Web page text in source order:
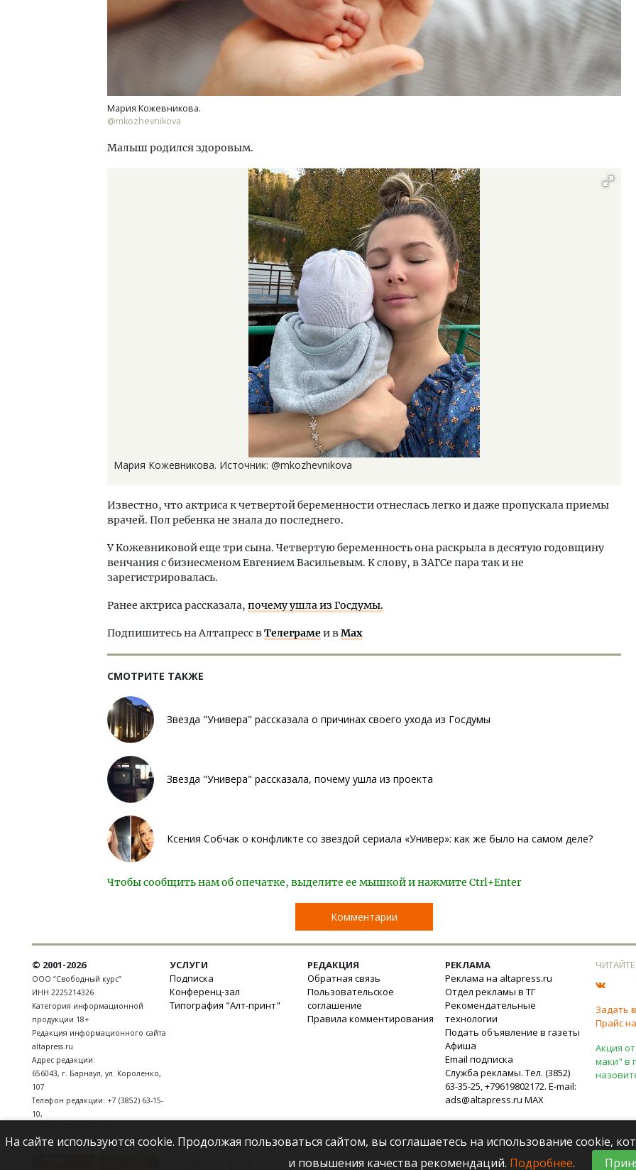
Мария Кожевникова.
@mkozhevnikova
Малыш родился здоровым.
Мария Кожевникова. Источник: @mkozhevnikova
Известно, что актриса к четвертой беременности отнеслась легко и даже пропускала приемы
врачей. Пол ребенка не знала до последнего.
У Кожевниковой еще три сына. Четвертую беременность она раскрыла в десятую годовщину
венчания с бизнесменом Евгением Васильевым. К слову, в ЗАГСе пара так и не
зарегистрировалась.
Ранее актриса рассказала, почему ушла из Госдумы.
Подпишитесь на Алтапресс вТелеграмеи вMax
СМОТРИТЕ ТАКЖЕ
Звезда "Универа" рассказала о причинах своего ухода из Госдумы
Звезда "Универа" рассказала, почему ушла из проекта
Ксения Собчак о конфликте со звездой сериала «Универ»: как же было на самом деле?
Чтобы сообщить нам об опечатке, выделите ее мышкой и нажмите Ctrl+Enter
Комментарии
Ищем новые берега. Гендиректор
«Жилищной инициативы» Юрий
Гатилов — о том, как девелоперу
оставаться на плаву, когда рынок
штормит
СТРОИТЕЛЬСТВО
Архитектурный код
земли. Мощение
стандартом
© 2001-2026
ООО “Свободный курс”
ИНН 2225214326
Категория информационной
продукции 18+
Редакция информационного сайта
altapress.ru
Адрес редакции:
656043, г. Барнаул, ул. Короленко,
107
Телефон редакции: +7 (3852) 63-15-
10,
УСЛУГИ
Подписка
Конференц-зал
Типография "Алт-принт"
РЕДАКЦИЯ
Обратная связь
Пользовательское
соглашение
Правила комментирования
РЕКЛАМА
Реклама на altapress.ru
Отдел рекламы в ТГ
Рекомендательные
технологии
Подать объявление в газеты
Афиша
Email подписка
Служба рекламы. Тел. (3852)
63-35-25, +79619802172. E-mail:
ads@altapress.ru MAX
Задать
Прайс
Акция
маки" в
На сайте используются cookie. Продолжая пользоваться сайтом, вы соглашаетесь на использование cookie,
и повышения качества рекомендаций. Подробнее.